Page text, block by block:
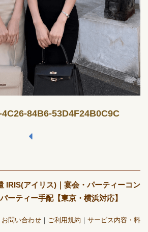
84B6-53D4F24B0C9C
IRIS(アイリス)｜宴会・パーティーコン
ーティー手配【東京・横浜対応】
お問い合わせ ご利用規約 サービス内容・料